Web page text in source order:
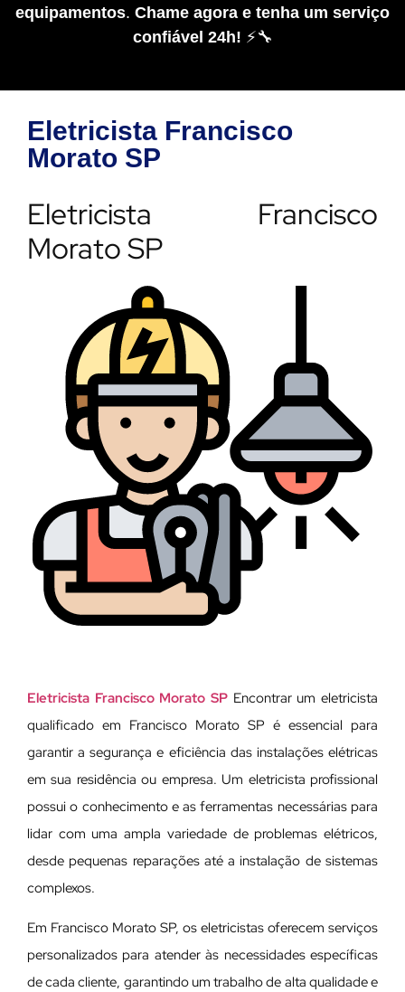
equipamentos. Chame agora e tenha um serviço
confiável 24h! ⚡🔧
Eletricista Francisco
Morato SP
Eletricista Francisco
Morato SP
Eletricista Francisco Morato SP Encontrar um eletricista
qualificado em Francisco Morato SP é essencial para
garantir a segurança e eficiência das instalações elétricas
em sua residência ou empresa. Um eletricista profissional
possui o conhecimento e as ferramentas necessárias para
lidar com uma ampla variedade de problemas elétricos,
desde pequenas reparações até a instalação de sistemas
complexos.
Em Francisco Morato SP, os eletricistas oferecem serviços
personalizados para atender às necessidades específicas
de cada cliente, garantindo um trabalho de alta qualidade e